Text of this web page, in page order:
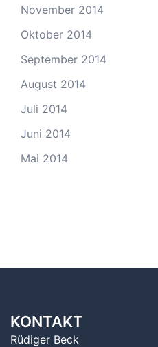
November 2014
Oktober 2014
September 2014
August 2014
Juli 2014
Juni 2014
Mai 2014
KONTAKT
Rüdiger Beck